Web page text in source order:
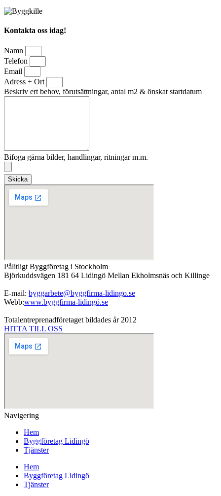
Kontakta oss idag!
Namn
Telefon
Email
Adress + Ort
Beskriv ert behov, förutsättningar, antal m2 & önskat startdatum
Bifoga gärna bilder, handlingar, ritningar m.m.
Skicka
Pålitligt Byggföretag i Stockholm
Björkuddsvägen 181 64 Lidingö Mellan Ekholmsnäs och Killinge
E-mail: byggarbete@byggfirma-lidingo.se
Webb:www.byggfirma-lidingö.se
Totalentreprenadföretaget bildades år 2012
HITTA TILL OSS
Navigering
Hem
Byggföretag Lidingö
Tjänster
Hem
Byggföretag Lidingö
Tjänster